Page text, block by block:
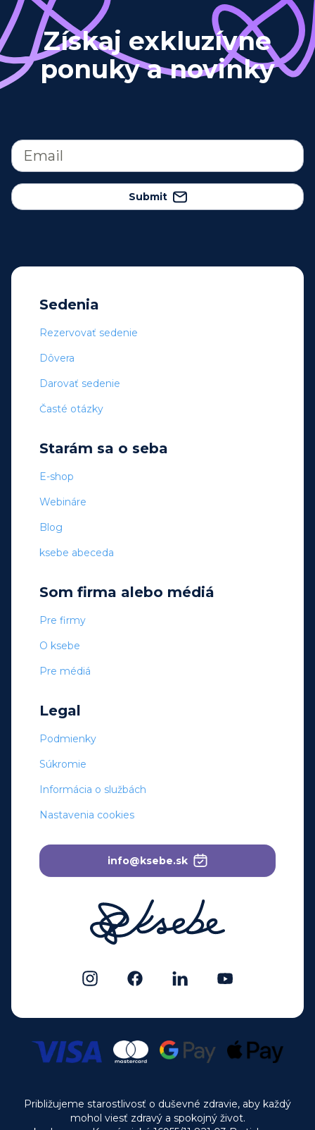
Získaj exkluzívne
ponuky a novinky
Submit
Sedenia
Rezervovať sedenie
Dôvera
Darovať sedenie
Časté otázky
Starám sa o seba
E-shop
Webináre
Blog
ksebe abeceda
Som firma alebo médiá
Pre firmy
O ksebe
Pre médiá
Legal
Podmienky
Súkromie
Informácia o službách
Nastavenia cookies
info@ksebe.sk
Približujeme starostlivosť o duševné zdravie, aby každý
mohol viesť zdravý a spokojný život.